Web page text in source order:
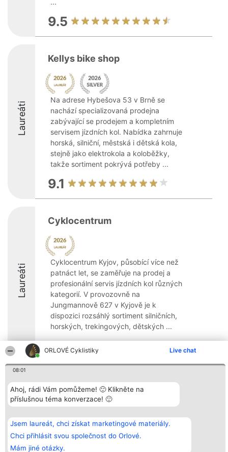
ORLOVÉ Cyklistiky Live chat
08:01
Ahoj, rádi Vám pomůžeme! 🙂 Klikněte na
příslušnou téma konverzace! 🙂
Jsem laureát, chci získat marketingové materiály.
Chci přihlásit svou společnost do Orlové.
Mám jiné otázky.
...
9.5
Laureáti
Kellys bike shop
Na adrese Hybešova 53 v Brně se
nachází specializovaná prodejna
zabývající se prodejem a kompletním
servisem jízdních kol. Nabídka zahrnuje
horská, silniční, městská i dětská kola,
stejně jako elektrokola a koloběžky,
takže sortiment pokrývá potřeby ...
9.1
Laureáti
Cyklocentrum
Cyklocentrum Kyjov, působící více než
patnáct let, se zaměřuje na prodej a
profesionální servis jízdních kol různých
kategorií. V provozovně na
Jungmannově 627 v Kyjově je k
dispozici rozsáhlý sortiment silničních,
horských, trekingových, dětských ...
8
Organizátor hlasování
Bright Side Solutions sp. z o.
o. sp. k.
ul. Ruska 22
KRS 0000749100 | Regon
381313360 | NIP 8943132676
Plebiscyt
Vítězové
Seznam všech
laureátů
Pravidla
Zásady
ochrany
Kontakt